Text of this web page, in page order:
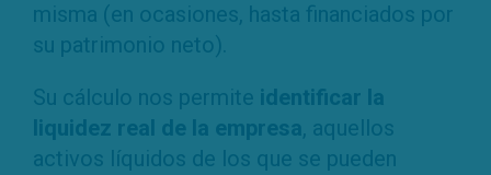
misma (en ocasiones, hasta financiados por
su patrimonio neto).
Su cálculo nos permite identificar la
liquidez real de la empresa, aquellos
activos líquidos de los que se pueden